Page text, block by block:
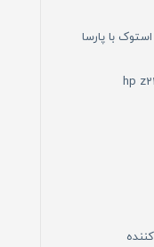
با پارسا